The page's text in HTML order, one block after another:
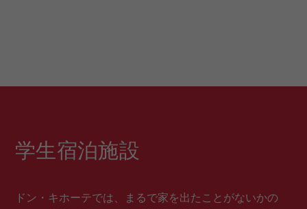
学生宿泊施設
ドン・キホーテでは、まるで家を出たことがないかの